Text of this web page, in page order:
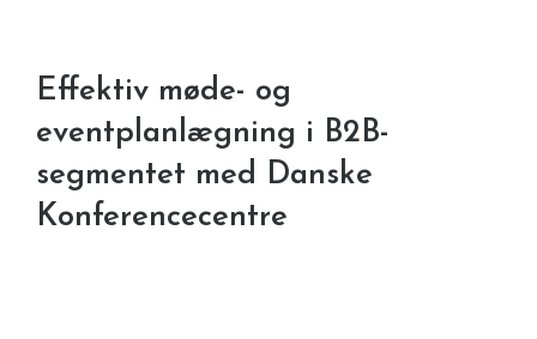
Effektiv møde- og
eventplanlægning i B2B-
segmentet med Danske
Konferencecentre